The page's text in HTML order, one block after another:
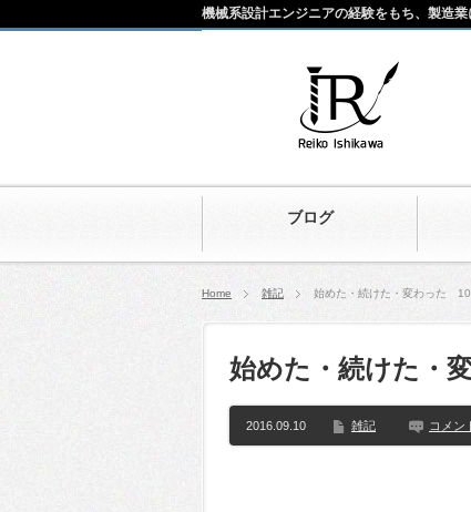
ブログ
機械系設計エンジニアの経験をもち、製造
Home 雑記 始めた・続けた・変わった
始めた・続けた・
2016.09.10 雑記 コメン